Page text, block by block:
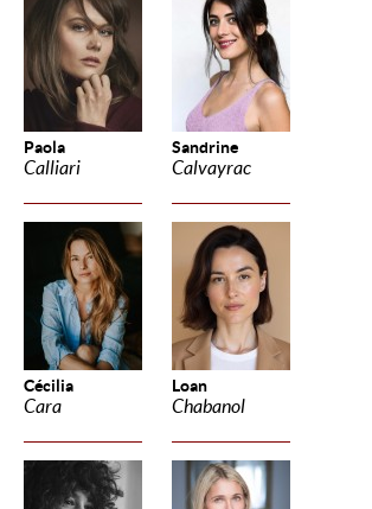
Paola
Calliari
Sandrine
Calvayrac
Cécilia
Cara
Loan
Chabanol